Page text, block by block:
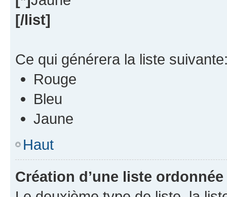
[/list]
Ce qui générera la liste
Rouge
Bleu
Jaune
Haut
Création d’une liste ordonnée